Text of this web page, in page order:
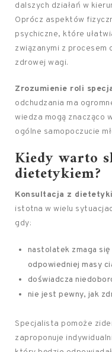
dalszych działań w
Oprócz aspektów
psychiczne, które
związanymi z procesem
zdrowej wagi.
Zrozumienie roli
odchudzania ma
wiedza mogą znacząco
ogólne samopoczucie
Kiedy warto
dietetykiem?
Konsultacja z
istotna w wielu
gdy:
nastolatek zmaga
odpowiedniej masy
doświadcza
nie jest pewny, jak
Specjalista pomoże
zaproponuje